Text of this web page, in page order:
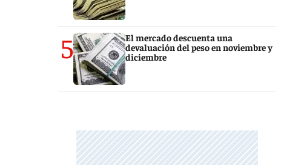
5
El mercado descuenta una
devaluación del peso en noviembre y
diciembre